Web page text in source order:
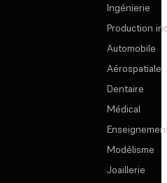
Ingénierie
Production
Automobile
Aérospatiale
Dentaire
Médical
Modélisme
Joaillerie